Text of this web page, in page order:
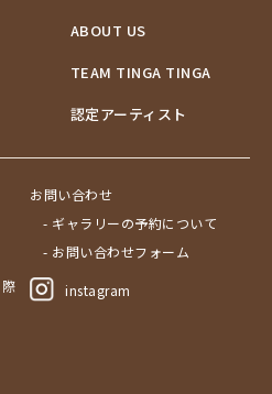
ABOUT US
TEAM TINGA TINGA
認定アーティスト
お問い合わせ
- ギャラリーの予約について
- お問い合わせフォーム
instagram